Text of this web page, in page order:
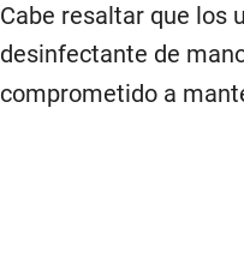
Cabe resaltar que los
desinfectante de
comprometido a